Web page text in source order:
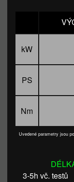
kW
PS
Nm
Uvedené parametry jsou
3-5h vč. testů